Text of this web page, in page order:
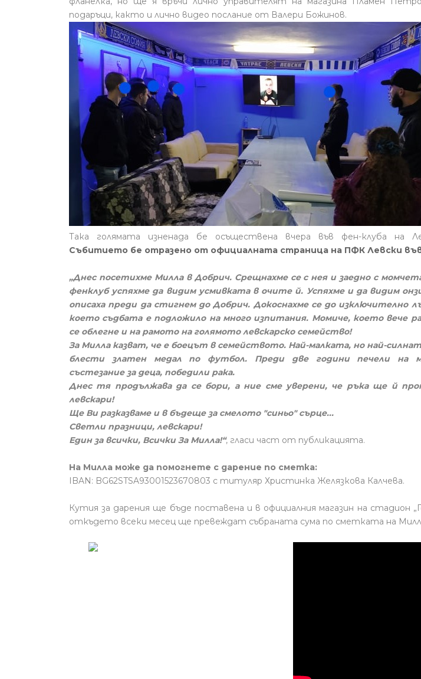
подаръци, както и лично видео послание от Валери Божинов.
Така голямата изненада бе осъществена вчера във фен-клуба на
Събитието бе отразено от официалната страница на ПФК Левски
„Днес посетихме Милла в Добрич. Срещнахме се с нея и заедно с
фенклуб успяхме да видим усмивката в очите й. Успяхме и да видим
описаха преди да стигнем до Добрич. Докоснахме се до изключително
което съдбата е подложило на много изпитания. Момиче, което вече
се облегне и на рамото на голямото левскарско семейство!
За Милла казват, че е боецът в семейството. Най-малката, но най-
блести златен медал по футбол. Преди две години печели на
състезание за деца, победили рака.
Днес тя продължава да се бори, а ние сме уверени, че ръка ще й
левскари!
Ще Ви разказваме и в бъдеще за смелото "синьо" сърце...
Светли празници, левскари!
Един за всички, Всички За Милла!“, гласи част от публикацията.
На Милла може да помогнете с дарение по сметка:
IBAN: BG62STSA93001523670803 с титуляр Христинка Желязкова Калчева.
Кутия за дарения ще бъде поставена и в официалния магазин на стадион
откъдето всеки месец ще превеждат събраната сума по сметката на